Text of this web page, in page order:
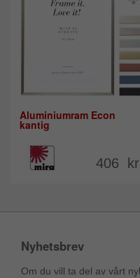
Aluminiumram Econ
kantig
406 kr
Nyhetsbrev
Om du vill ta del av vårt